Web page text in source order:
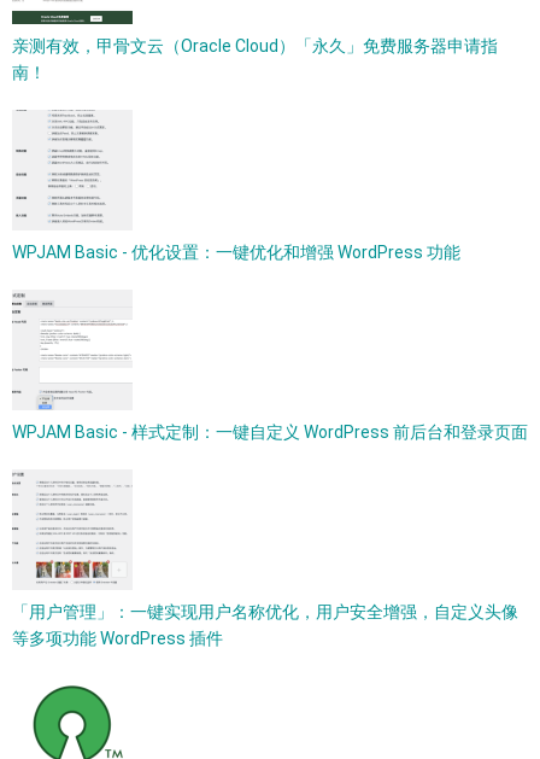
亲测有效，甲骨文云（Oracle Cloud）「永久」免费服务器申请指
南！
WPJAM Basic - 优化设置：一键优化和增强 WordPress 功能
WPJAM Basic - 样式定制：一键自定义 WordPress 前后台和登录页面
「用户管理」：一键实现用户名称优化，用户安全增强，自定义头像
等多项功能 WordPress 插件